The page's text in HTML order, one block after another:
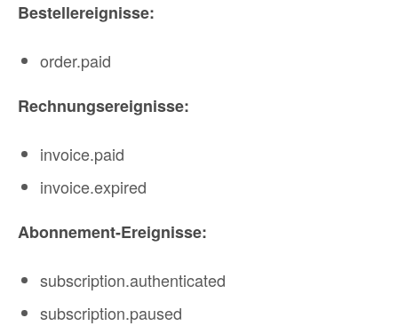
Bestellereignisse:
order.paid
Rechnungsereignisse:
invoice.paid
invoice.expired
Abonnement-Ereignisse:
subscription.authenticated
subscription.paused